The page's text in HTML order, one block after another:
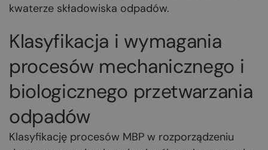
kwaterze składowiska odpadów.
Klasyfikacja i wymagania
procesów mechanicznego i
biologicznego przetwarzania
odpadów
Klasyfikację procesów MBP w rozporządzeniu